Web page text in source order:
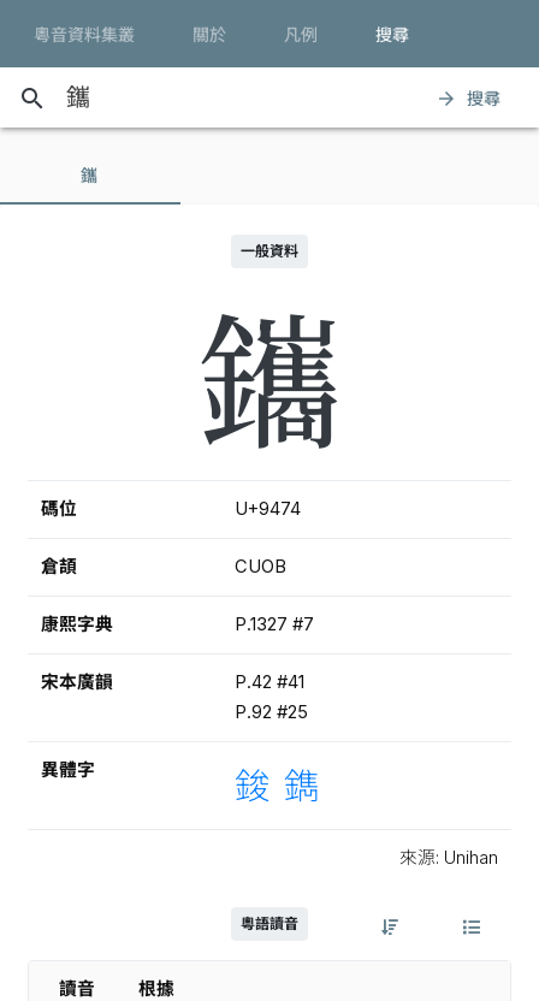
粵音資料集叢 關於 凡例 搜尋
search arrow_forward 搜尋
鑴
一般資料
鑴
碼位 U+9474
倉頡 CUOB
康熙字典 P.1327 #7
宋本廣韻
P.42 #41
P.92 #25
異體字 鋑 鐫
來源: Unihan
粵語讀音
讀音 根據